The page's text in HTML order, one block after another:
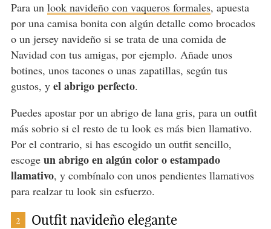
Para un look navideño con vaqueros formales, apuesta
por una camisa bonita con algún detalle como brocados
o un jersey navideño si se trata de una comida de
Navidad con tus amigas, por ejemplo. Añade unos
botines, unos tacones o unas zapatillas, según tus
gustos, y el abrigo perfecto.
Puedes apostar por un abrigo de lana gris, para un outfit
más sobrio si el resto de tu look es más bien llamativo.
Por el contrario, si has escogido un outfit sencillo,
escoge un abrigo en algún color o estampado
llamativo, y combínalo con unos pendientes llamativos
para realzar tu look sin esfuerzo.
2 Outfit navideño elegante